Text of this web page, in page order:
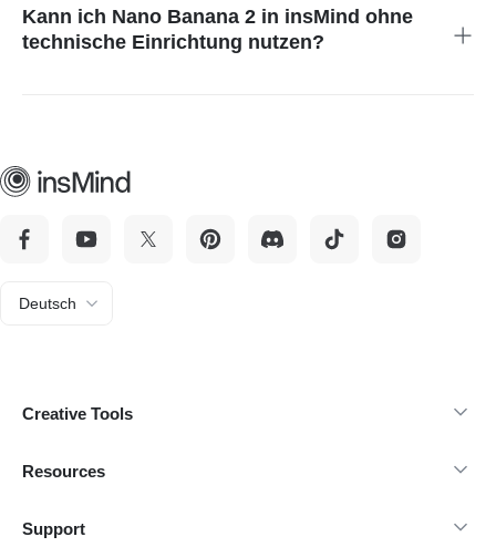
visuelle Qualität.
Kann ich Nano Banana 2 in insMind ohne
technische Einrichtung nutzen?
Deutsch
Creative Tools
Resources
Support